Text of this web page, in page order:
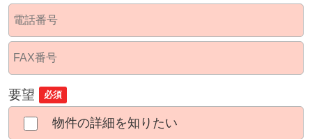
要望 必須
物件の詳細を知りたい